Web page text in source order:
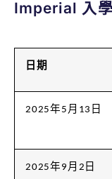
Imperial 入
日期
2025年5月13日
2025年9月2日